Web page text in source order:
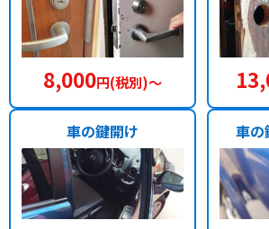
8,000円(税別)〜
車の鍵開け 車の